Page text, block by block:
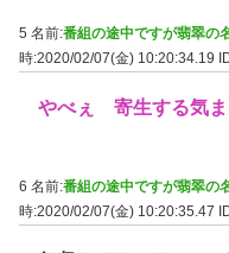
5 名前:番組の途中ですが翡翠の
時:2020/02/07(金) 10:20:34.19
やべぇ 寄生する気ま
6 名前:番組の途中ですが翡翠の
時:2020/02/07(金) 10:20:35.47